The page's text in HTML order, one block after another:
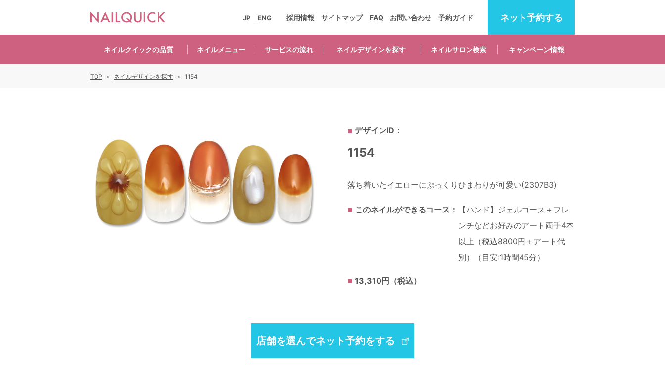
ネット予約する
ネイルクイックの品質 ネイルメニュー サービスの流れ ネイルデザインを探す ネイルサロン検索 キャンペーン情報
採用情報 サイトマップ FAQ お問い合わせ 予約ガイド
JP ENG
デザインID：
1154
落ち着いたイエローにぷっくりひまわりが可愛い(2307B3)
このネイルができるコース：
【ハンド】ジェルコース＋フレ
ンチなどお好みのアート両手4本
以上（税込8800円＋アート代
別）（目安:1時間45分）
13,310円（税込）
店舗を選んでネット予約をする
TOP ネイルデザインを探す 1154